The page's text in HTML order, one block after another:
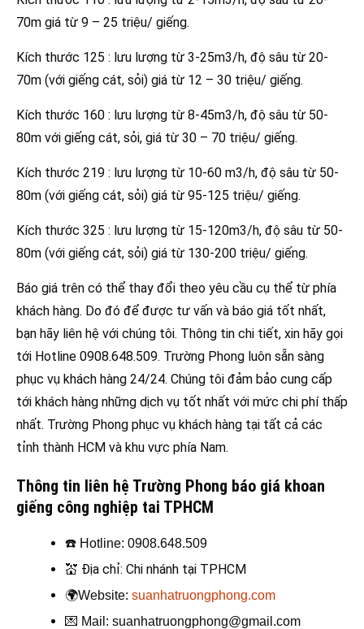
70m giá từ 9 – 25 triệu/ giếng.
Kích thước 125 : lưu lượng từ 3-25m3/h, độ sâu từ 20-
70m (với giếng cát, sỏi) giá từ 12 – 30 triệu/ giếng.
Kích thước 160 : lưu lượng từ 8-45m3/h, độ sâu từ 50-
80m với giếng cát, sỏi, giá từ 30 – 70 triệu/ giếng.
Kích thước 219 : lưu lượng từ 10-60 m3/h, độ sâu từ 50-
80m (với giếng cát, sỏi) giá từ 95-125 triệu/ giếng.
Kích thước 325 : lưu lượng từ 15-120m3/h, độ sâu từ 50-
80m (với giếng cát, sỏi) giá từ 130-200 triệu/ giếng.
Báo giá trên có thể thay đổi theo yêu cầu cụ thể từ phía
khách hàng. Do đó để được tư vấn và báo giá tốt nhất,
bạn hãy liên hệ với chúng tôi. Thông tin chi tiết, xin hãy gọi
tới Hotline 0908.648.509. Trường Phong luôn sẵn sàng
phục vụ khách hàng 24/24. Chúng tôi đảm bảo cung cấp
tới khách hàng những dịch vụ tốt nhất với mức chi phí thấp
nhất. Trường Phong phục vụ khách hàng tại tất cả các
tỉnh thành HCM và khu vực phía Nam.
Thông tin liên hệ Trường Phong báo giá khoan
giếng công nghiệp tai TPHCM
☎️ Hotline: 0908.648.509
💒 Địa chỉ: Chi nhánh tại TPHCM
🌍Website: suanhatruongphong.com
💌 Mail: suanhatruongphong@gmail.com